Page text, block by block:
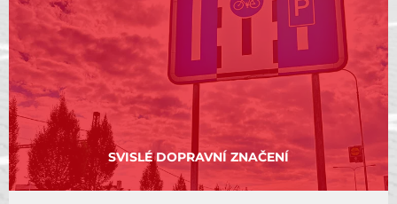
SVISLÉ DOPRAVNÍ ZNAČENÍ